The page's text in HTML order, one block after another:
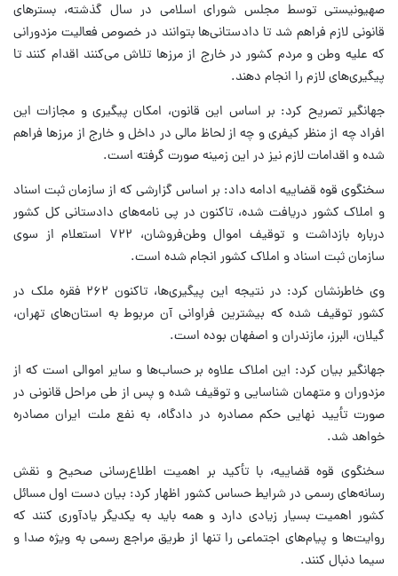
صهیونیستی توسط مجلس شورای اسلامی در سال گذشته، بسترهای
قانونی لازم فراهم شد تا دادستانی‌ها بتوانند در خصوص فعالیت مزدورانی
که علیه وطن و مردم کشور در خارج از مرزها تلاش می‌کنند اقدام کنند تا
پیگیری‌های لازم را انجام دهند.
جهانگیر تصریح کرد: بر اساس این قانون، امکان پیگیری و مجازات این
افراد چه از منظر کیفری و چه از لحاظ مالی در داخل و خارج از مرزها فراهم
شده و اقدامات لازم نیز در این زمینه صورت گرفته است.
سخنگوی قوه قضاییه ادامه داد: بر اساس گزارشی که از سازمان ثبت اسناد
و املاک کشور دریافت شده، تاکنون در پی نامه‌های دادستانی کل کشور
درباره بازداشت و توقیف اموال وطن‌فروشان، ۷۲۲ استعلام از سوی
سازمان ثبت اسناد و املاک کشور انجام شده است.
وی خاطرنشان کرد: در نتیجه این پیگیری‌ها، تاکنون ۲۶۲ فقره ملک در
کشور توقیف شده که بیشترین فراوانی آن مربوط به استان‌های تهران،
گیلان، البرز، مازندران و اصفهان بوده است.
جهانگیر بیان کرد: این املاک علاوه بر حساب‌ها و سایر اموالی است که از
مزدوران و متهمان شناسایی و توقیف شده و پس از طی مراحل قانونی در
صورت تأیید نهایی حکم مصادره در دادگاه، به نفع ملت ایران مصادره
خواهد شد.
سخنگوی قوه قضاییه، با تأکید بر اهمیت اطلاع‌رسانی صحیح و نقش
رسانه‌های رسمی در شرایط حساس کشور اظهار کرد: بیان دست اول مسائل
کشور اهمیت بسیار زیادی دارد و همه باید به یکدیگر یادآوری کنند که
روایت‌ها و پیام‌های اجتماعی را تنها از طریق مراجع رسمی به ویژه صدا و
سیما دنبال کنند.